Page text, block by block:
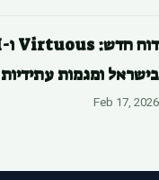
בישראל ומגמות עתידיות
Feb 17, 2026